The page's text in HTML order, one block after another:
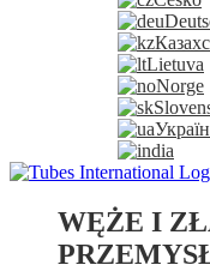
Lietuva
Norge
WĘŻE I